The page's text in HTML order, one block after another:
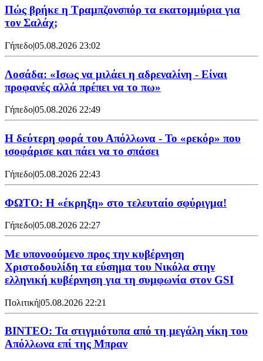
Πώς βρήκε η Τραμπζονσπόρ τα εκατομμύρια για
τον Σαλάχ;
Γήπεδο|05.08.2026 23:02
Λοσάδα: «Ισως να μιλάει η αδρεναλίνη - Είναι
προφανές αλλά πρέπει να το πω»
Γήπεδο|05.08.2026 22:49
Η δεύτερη φορά του Απόλλωνα - Το «ρεκόρ» που
ισοφάρισε και πάει να το σπάσει
Γήπεδο|05.08.2026 22:43
ΦΩΤΟ: Η «έκρηξη» στο τελευταίο σφύριγμα!
Γήπεδο|05.08.2026 22:27
Με υπονοούμενο προς την κυβέρνηση
Χριστοδουλίδη τα εύσημα του Νικόλα στην
ελληνική κυβέρνηση για τη συμφωνία στον GSI
Πολιτική|05.08.2026 22:21
ΒΙΝΤΕΟ: Τα στιγμιότυπα από τη μεγάλη νίκη του
Απόλλωνα επί της Μπραν